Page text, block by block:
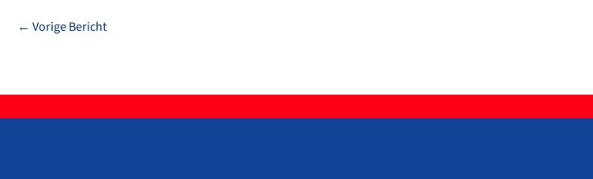
← Vorige Bericht